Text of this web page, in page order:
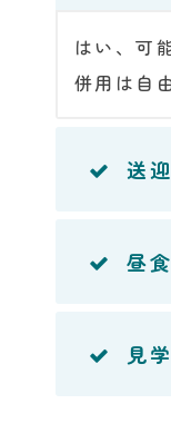
はい、可
併用は自
送
昼
見